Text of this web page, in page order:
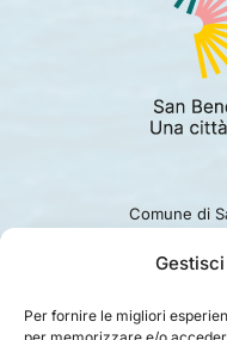
Per fornire le migliori
Comune di
Ufficio